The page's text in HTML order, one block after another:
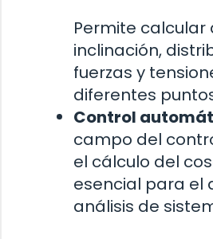
Permite calcular
inclinación,
fuerzas y
diferentes
Control
campo del
el cálculo del
esencial para el
análisis de